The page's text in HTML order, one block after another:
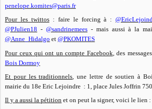
penelope.komites@paris.fr
Pour les twittos: faire le forcing à :
@PJulien18 - @sandrinemees- mais aussi à la
@Anne_Hidalgo et@PKOMITES
Pour ceux qui ont un compte Facebook , des
Bois Dormoy
Et pour les traditionnels , une lettre de soutien à
mairie du 18e Eric Lejoindre : 1, place Jules Joffrin
Il y a aussi la pétition et on peut la signer, voici le lien :